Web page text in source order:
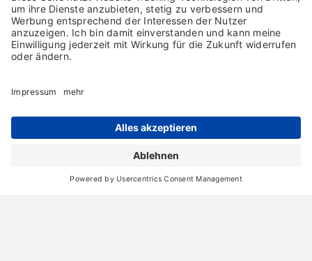
Mehr Beiträge laden
Markenpartner